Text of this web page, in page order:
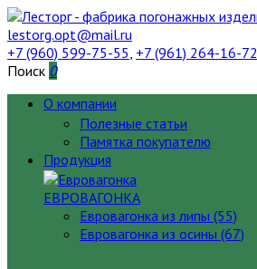
lestorg.opt@mail.ru
+7 (960) 599-75-55, +7 (961) 264-16-72
Поиск 0
О компании
Полезные статьи
Памятка покупателю
Продукция
ЕВРОВАГОНКА
Евровагонка из липы (55)
Евровагонка из осины (67)